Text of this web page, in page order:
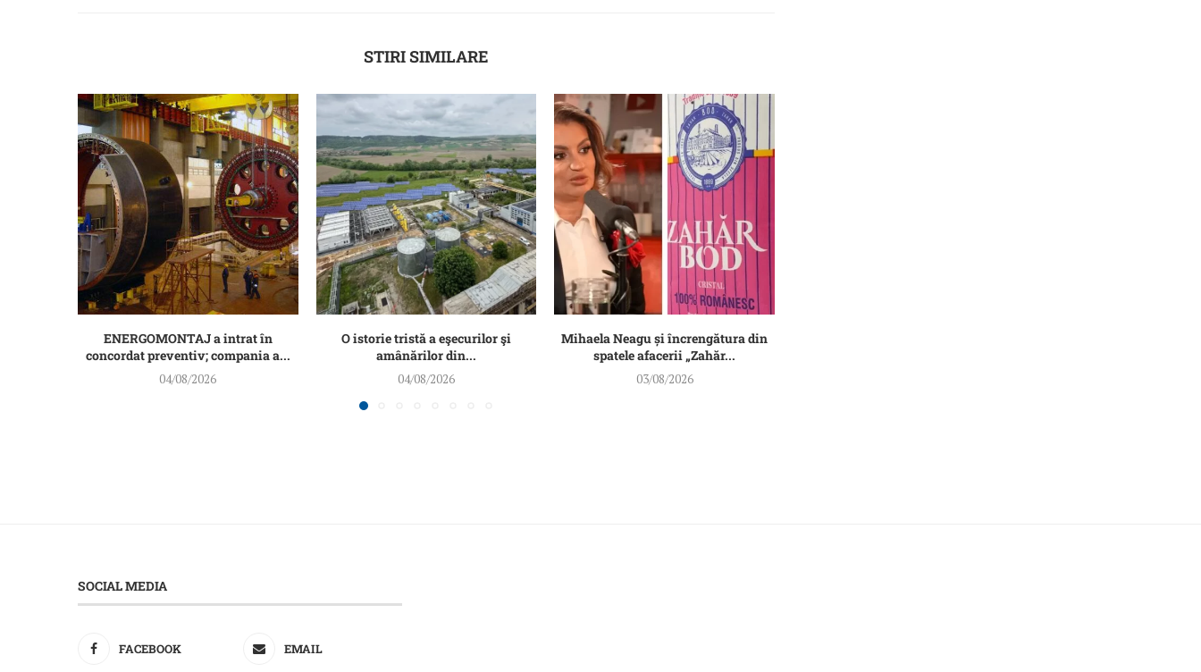
STIRI SIMILARE
ENERGOMONTAJ a intrat în
concordat preventiv; compania a...
04/08/2026
O istorie tristă a eşecurilor şi
amânărilor din...
04/08/2026
Mihaela Neagu și încrengătura din
spatele afacerii „Zahăr...
03/08/2026
SOCIAL MEDIA
FACEBOOK EMAIL